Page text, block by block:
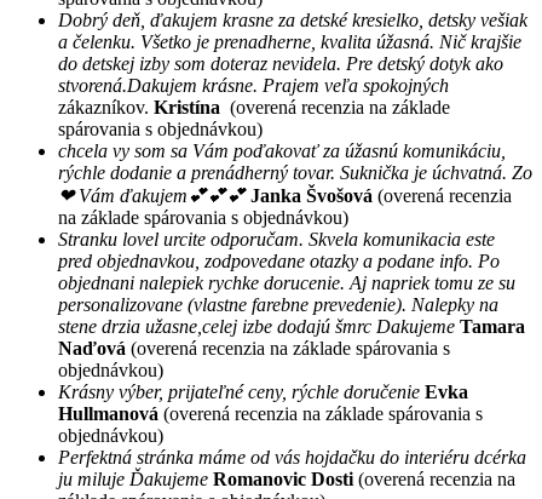
Dobrý deň, ďakujem krasne za detské kresielko, detsky vešiak
a čelenku. Všetko je prenadherne, kvalita úžasná. Nič krajšie
do detskej izby som doteraz nevidela. Pre detský dotyk ako
stvorená.Dakujem krásne. Prajem veľa spokojných
zákazníkov. Kristína (overená recenzia na základe
spárovania s objednávkou)
chcela vy som sa Vám poďakovať za úžasnú komunikáciu,
rýchle dodanie a prenádherný tovar. Suknička je úchvatná. Zo
❤ Vám ďakujem💕💕💕 Janka Švošová (overená recenzia
na základe spárovania s objednávkou)
Stranku lovel urcite odporučam. Skvela komunikacia este
pred objednavkou, zodpovedane otazky a podane info. Po
objednani nalepiek rychke dorucenie. Aj napriek tomu ze su
personalizovane (vlastne farebne prevedenie). Nalepky na
stene drzia užasne,celej izbe dodajú šmrc Dakujeme Tamara
Naďová (overená recenzia na základe spárovania s
objednávkou)
Krásny výber, prijateľné ceny, rýchle doručenie Evka
Hullmanová (overená recenzia na základe spárovania s
objednávkou)
Perfektná stránka máme od vás hojdačku do interiéru dcérka
ju miluje Ďakujeme Romanovic Dosti (overená recenzia na